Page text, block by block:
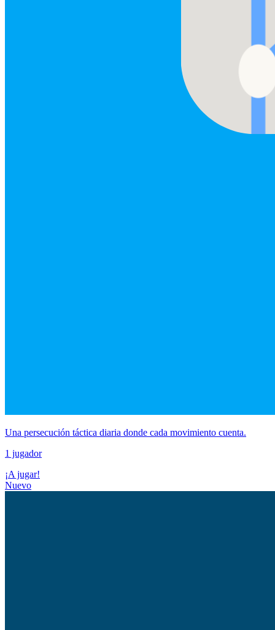
Una persecución táctica diaria donde cada movimiento cuenta.
1 jugador
¡A jugar!
Nuevo